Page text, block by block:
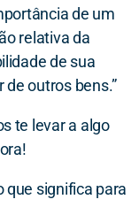
de um
relativa da
de sua
outros bens.”
te levar a algo
que significa para